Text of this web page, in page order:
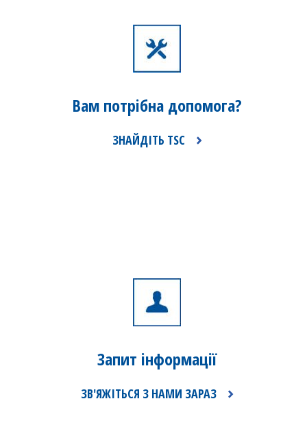
Вам потрібна допомога?
ЗНАЙДІТЬ TSC
Запит інформації
ЗВ'ЯЖІТЬСЯ З НАМИ ЗАРАЗ